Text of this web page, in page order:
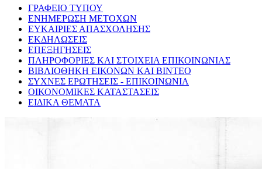
ΓΡΑΦΕΙΟ ΤΥΠΟΥ
ΕΝΗΜΕΡΩΣΗ ΜΕΤΟΧΩΝ
ΕΥΚΑΙΡΙΕΣ ΑΠΑΣΧΟΛΗΣΗΣ
ΕΚΔΗΛΩΣΕΙΣ
ΕΠΕΞΗΓΗΣΕΙΣ
ΠΛΗΡΟΦΟΡΙΕΣ ΚΑΙ ΣΤΟΙΧΕΙΑ ΕΠΙΚΟΙΝΩΝΙΑΣ
ΒΙΒΛΙΟΘΗΚΗ ΕΙΚΟΝΩΝ ΚΑΙ ΒΙΝΤΕΟ
ΣΥΧΝΕΣ ΕΡΩΤΗΣΕΙΣ - ΕΠΙΚΟΙΝΩΝΙΑ
ΟΙΚΟΝΟΜΙΚΕΣ ΚΑΤΑΣΤΑΣΕΙΣ
ΕΙΔΙΚΑ ΘΕΜΑΤΑ